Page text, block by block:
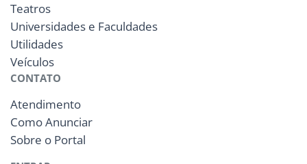
Teatros
Universidades e Faculdades
Utilidades
Veículos
CONTATO
Atendimento
Como Anunciar
Sobre o Portal